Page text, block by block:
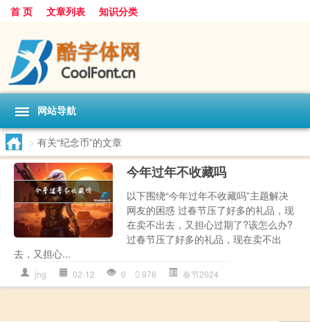
首 页 文章列表 知识分类
网站导航
> 有关“纪念币”的文章
今年过年不收藏吗
以下围绕“今年过年不收藏吗”主题解决
网友的困惑 过春节压了好多的礼品，现
在卖不出去，又担心过期了?该怎么办?
过春节压了好多的礼品，现在卖不出
去，又担心...
jng 02-12 0 976 春节2024